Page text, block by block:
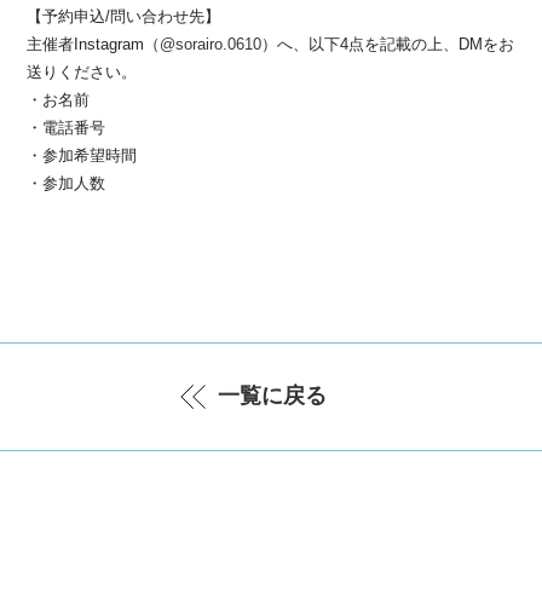
【予約申込/問い合わせ先】
主催者Instagram（ @sorairo.0610）へ、以下4点を記載の上、DMをお
送りください。
・お名前
・電話番号
・参加希望時間
・参加人数
一覧に戻る